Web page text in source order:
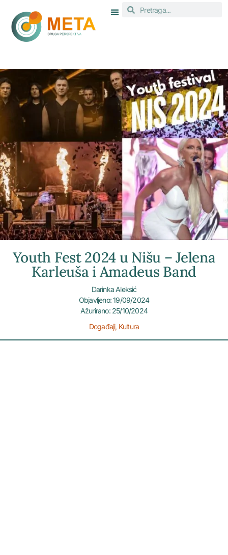
Youth Fest 2024 u Nišu – Jelena
Karleuša i Amadeus Band
Darinka Aleksić
Objavljeno: 19/09/2024
Ažurirano: 25/10/2024
Događaji, Kultura